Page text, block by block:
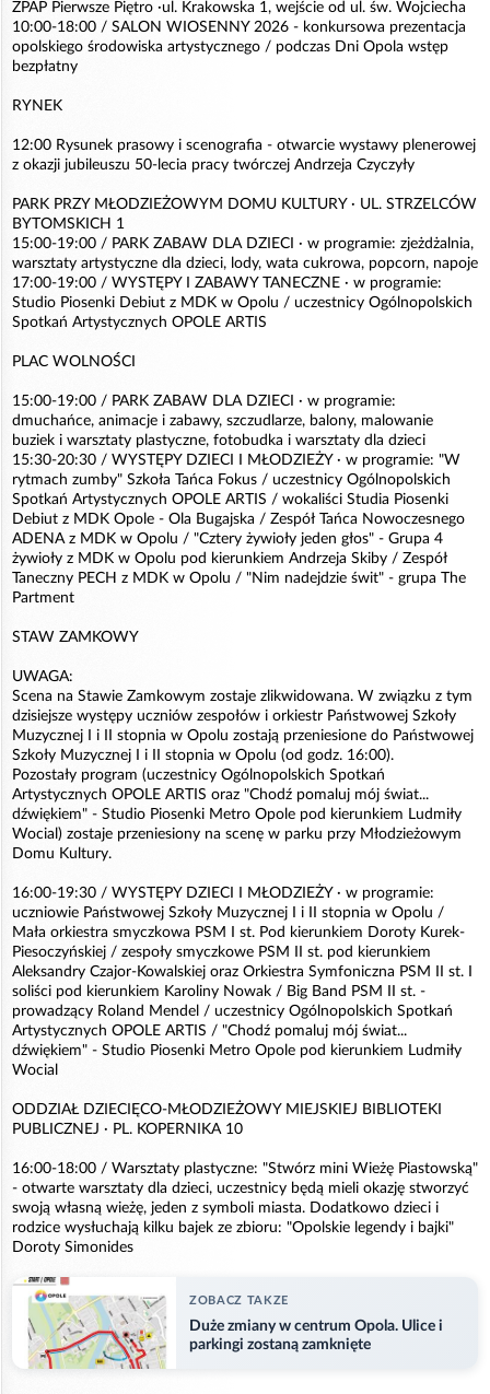
ZPAP Pierwsze Piętro ·ul. Krakowska 1, wejście od ul. św. Wojciecha
10:00-18:00 / SALON WIOSENNY 2026 - konkursowa prezentacja
opolskiego środowiska artystycznego / podczas Dni Opola wstęp
bezpłatny
RYNEK
12:00 Rysunek prasowy i scenografia - otwarcie wystawy plenerowej
z okazji jubileuszu 50-lecia pracy twórczej Andrzeja Czyczyły
PARK PRZY MŁODZIEŻOWYM DOMU KULTURY · UL. STRZELCÓW
BYTOMSKICH 1
15:00-19:00 / PARK ZABAW DLA DZIECI · w programie: zjeżdżalnia,
warsztaty artystyczne dla dzieci, lody, wata cukrowa, popcorn, napoje
17:00-19:00 / WYSTĘPY I ZABAWY TANECZNE · w programie:
Studio Piosenki Debiut z MDK w Opolu / uczestnicy Ogólnopolskich
Spotkań Artystycznych OPOLE ARTIS
PLAC WOLNOŚCI
15:00-19:00 / PARK ZABAW DLA DZIECI · w programie:
dmuchańce, animacje i zabawy, szczudlarze, balony, malowanie
buziek i warsztaty plastyczne, fotobudka i warsztaty dla dzieci
15:30-20:30 / WYSTĘPY DZIECI I MŁODZIEŻY · w programie: "W
rytmach zumby" Szkoła Tańca Fokus / uczestnicy Ogólnopolskich
Spotkań Artystycznych OPOLE ARTIS / wokaliści Studia Piosenki
Debiut z MDK Opole - Ola Bugajska / Zespół Tańca Nowoczesnego
ADENA z MDK w Opolu / "Cztery żywioły jeden głos" - Grupa 4
żywioły z MDK w Opolu pod kierunkiem Andrzeja Skiby / Zespół
Taneczny PECH z MDK w Opolu / "Nim nadejdzie świt" - grupa The
Partment
STAW ZAMKOWY
UWAGA:
Scena na Stawie Zamkowym zostaje zlikwidowana. W związku z tym
dzisiejsze występy uczniów zespołów i orkiestr Państwowej Szkoły
Muzycznej I i II stopnia w Opolu zostają przeniesione do Państwowej
Szkoły Muzycznej I i II stopnia w Opolu (od godz. 16:00).
Pozostały program (uczestnicy Ogólnopolskich Spotkań
Artystycznych OPOLE ARTIS oraz "Chodź pomaluj mój świat...
dźwiękiem" - Studio Piosenki Metro Opole pod kierunkiem Ludmiły
Wocial) zostaje przeniesiony na scenę w parku przy Młodzieżowym
Domu Kultury.
16:00-19:30 / WYSTĘPY DZIECI I MŁODZIEŻY · w programie:
uczniowie Państwowej Szkoły Muzycznej I i II stopnia w Opolu /
Mała orkiestra smyczkowa PSM I st. Pod kierunkiem Doroty Kurek-
Piesoczyńskiej / zespoły smyczkowe PSM II st. pod kierunkiem
Aleksandry Czajor-Kowalskiej oraz Orkiestra Symfoniczna PSM II st. I
soliści pod kierunkiem Karoliny Nowak / Big Band PSM II st. -
prowadzący Roland Mendel / uczestnicy Ogólnopolskich Spotkań
Artystycznych OPOLE ARTIS / "Chodź pomaluj mój świat...
dźwiękiem" - Studio Piosenki Metro Opole pod kierunkiem Ludmiły
Wocial
ODDZIAŁ DZIECIĘCO-MŁODZIEŻOWY MIEJSKIEJ BIBLIOTEKI
PUBLICZNEJ · PL. KOPERNIKA 10
16:00-18:00 / Warsztaty plastyczne: "Stwórz mini Wieżę Piastowską"
- otwarte warsztaty dla dzieci, uczestnicy będą mieli okazję stworzyć
swoją własną wieżę, jeden z symboli miasta. Dodatkowo dzieci i
rodzice wysłuchają kilku bajek ze zbioru: "Opolskie legendy i bajki"
Doroty Simonides
ZOBACZ TAKZE
Duże zmiany w centrum Opola. Ulice i
parkingi zostaną zamknięte